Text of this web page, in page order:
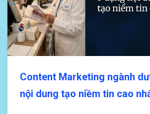
Content Marketing ngành
nội dung tạo niềm tin cao